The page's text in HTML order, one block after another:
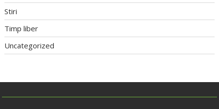
Stiri
Timp liber
Uncategorized